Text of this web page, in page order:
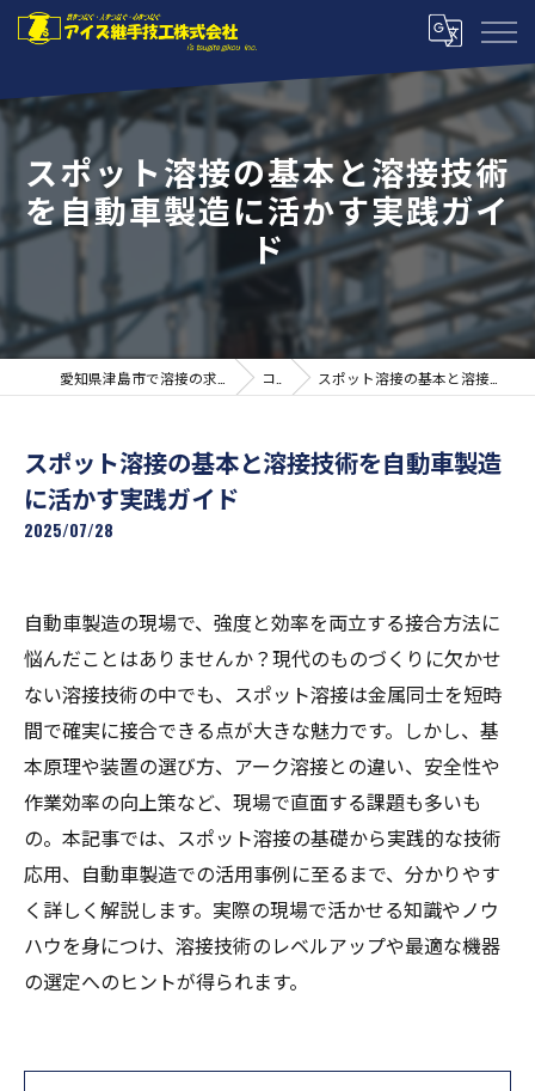
スポット溶接の基本と溶接技術
を自動車製造に活かす実践ガイ
ド
コラム スポット溶接の基本と溶接技術を自動車製造に活かす実践ガイド
スポット溶接の基本と溶接技術を自動車製造
に活かす実践ガイド
2025/07/28
自動車製造の現場で、強度と効率を両立する接合方法に
悩んだことはありませんか？現代のものづくりに欠かせ
ない溶接技術の中でも、スポット溶接は金属同士を短時
間で確実に接合できる点が大きな魅力です。しかし、基
本原理や装置の選び方、アーク溶接との違い、安全性や
作業効率の向上策など、現場で直面する課題も多いも
の。本記事では、スポット溶接の基礎から実践的な技術
応用、自動車製造での活用事例に至るまで、分かりやす
く詳しく解説します。実際の現場で活かせる知識やノウ
ハウを身につけ、溶接技術のレベルアップや最適な機器
の選定へのヒントが得られます。